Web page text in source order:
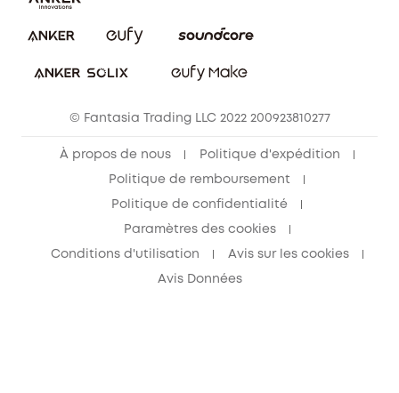
Annuler la commande
© Fantasia Trading LLC 2022 200923810277
À propos de nous Politique d'expédition
Politique de remboursement
Politique de confidentialité
Paramètres des cookies
Conditions d'utilisation Avis sur les cookies
Avis Données